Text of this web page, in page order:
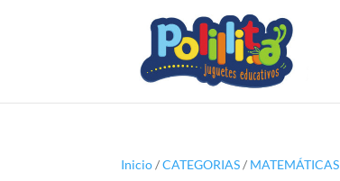
Inicio/CATEGORIAS/ MATEMÁTICAS